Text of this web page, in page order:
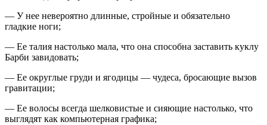
— У нее невероятно длинные, стройные и обязательно
гладкие ноги;
— Ее талия настолько мала, что она способна заставить куклу
Барби завидовать;
— Ее округлые груди и ягодицы — чудеса, бросающие вызов
гравитации;
— Ее волосы всегда шелковистые и сияющие настолько, что
выглядят как компьютерная графика;